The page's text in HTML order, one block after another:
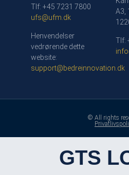
Tlf: +45 7231 7800
ufs@ufm.dk
Henvendelser
vedrørende dette
website:
support@bedreinnovation.dk
A3,
Tlf:
© All rights
GTS